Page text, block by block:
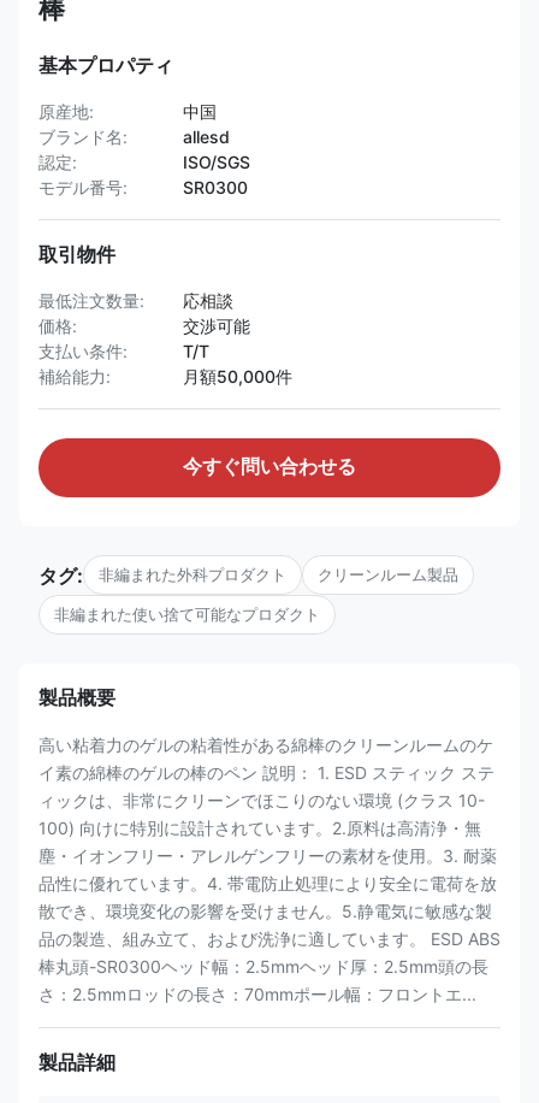
棒
基本プロパティ
原産地:
中国
ブランド名:
allesd
認定:
ISO/SGS
モデル番号:
SR0300
取引物件
最低注文数量:
応相談
価格:
交渉可能
支払い条件:
T/T
補給能力:
月額50,000件
今すぐ問い合わせる
タグ: 非編まれた外科プロダクト クリーンルーム製品
非編まれた使い捨て可能なプロダクト
製品概要
高い粘着力のゲルの粘着性がある綿棒のクリーンルームのケ
イ素の綿棒のゲルの棒のペン 説明： 1. ESD スティック ステ
ィックは、非常にクリーンでほこりのない環境 (クラス 10-
100) 向けに特別に設計されています。2.原料は高清浄・無
塵・イオンフリー・アレルゲンフリーの素材を使用。3. 耐薬
品性に​​優れています。4. 帯電防止処理により安全に電荷を放
散でき、環境変化の影響を受けません。5.静電気に敏感な製
品の製造、組み立て、および洗浄に適しています。 ESD ABS
棒丸頭-SR0300ヘッド幅：2.5mmヘッド厚：2.5mm頭の長
さ：2.5mmロッドの長さ：70mmポール幅：フロントエ...
製品詳細